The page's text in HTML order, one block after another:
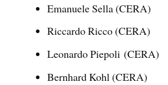
Emanuele Sella (CERA)
Riccardo Ricco (CERA)
Leonardo Piepoli (CERA)
Bernhard Kohl (CERA)